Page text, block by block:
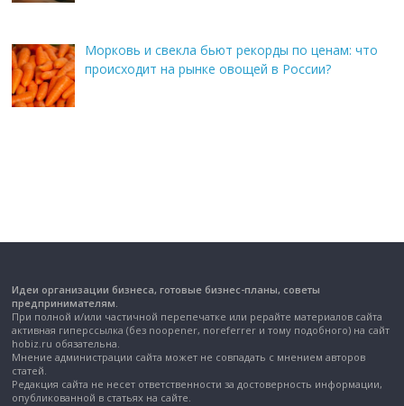
Морковь и свекла бьют рекорды по ценам: что
происходит на рынке овощей в России?
Идеи организации бизнеса, готовые бизнес-планы, советы
предпринимателям.
При полной и/или частичной перепечатке или рерайте материалов сайта
активная гиперссылка (без noopener, noreferrer и тому подобного) на сайт
hobiz.ru обязательна.
Мнение администрации сайта может не совпадать с мнением авторов
статей.
Редакция сайта не несет ответственности за достоверность информации,
опубликованной в статьях на сайте.